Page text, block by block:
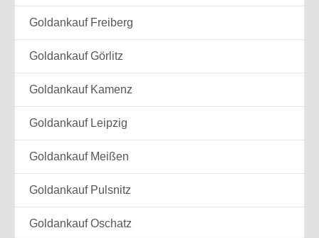
Goldankauf Freiberg
Goldankauf Görlitz
Goldankauf Kamenz
Goldankauf Leipzig
Goldankauf Meißen
Goldankauf Pulsnitz
Goldankauf Oschatz